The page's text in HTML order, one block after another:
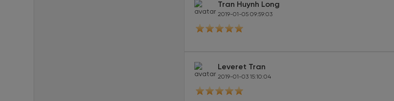
Tran Huynh Long
2019-01-05 09:59:03
Leveret Tran
2019-01-03 15:10:04